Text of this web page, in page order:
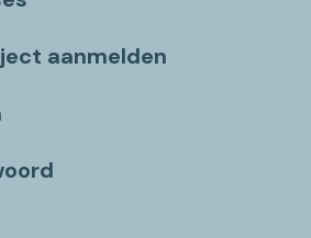
aanmelden